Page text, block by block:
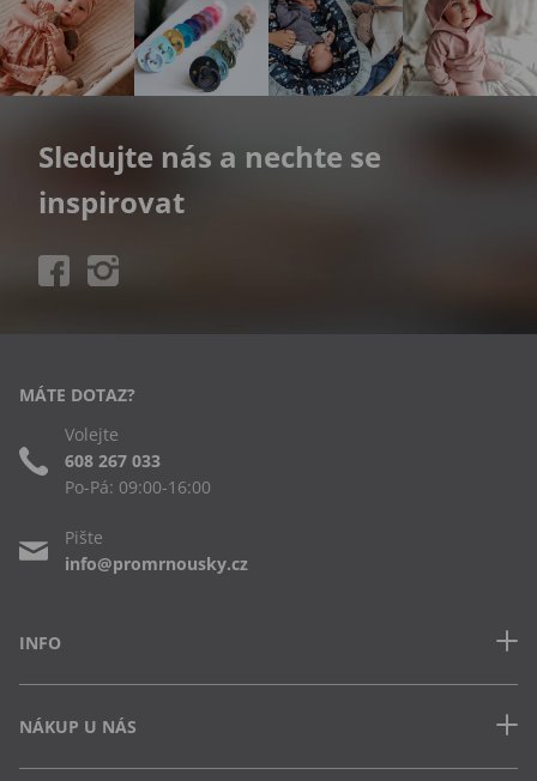
Sledujte nás a nechte se
inspirovat
INFO
Často kladené dotazy
Obchodní podmínky
NÁKUP U NÁS
MÁTE DOTAZ?
Volejte
608 267 033
Po-Pá: 09:00-16:00
Pište
info@promrnousky.cz